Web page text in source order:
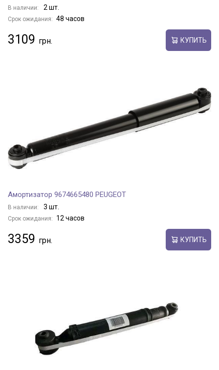
В наличии: 2 шт.
Срок ожидания: 48 часов
3109 КУПИТЬ
Амортизатор 9674665480 PEUGEOT
В наличии: 3 шт.
Срок ожидания: 12 часов
3359 КУПИТЬ